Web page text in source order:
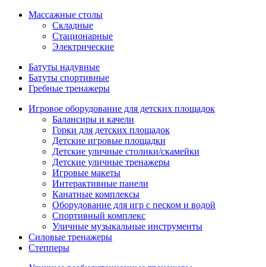
Массажные столы
Складные
Стационарные
Электрические
Батуты надувные
Батуты спортивные
Гребные тренажеры
Игровое оборудование для детских площадок
Балансиры и качели
Горки для детских площадок
Детские игровые площадки
Детские уличные столики/скамейки
Детские уличные тренажеры
Игровые макеты
Интерактивные панели
Канатные комплексы
Оборудование для игр с песком и водой
Спортивный комплекс
Уличные музыкальные инструменты
Силовые тренажеры
Степперы